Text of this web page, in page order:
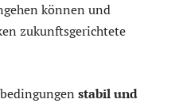
können und
zukunftsgerichtete
stabil und